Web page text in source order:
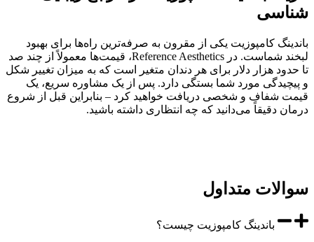
کامپوزیت یکی از مقرون به صرفه‌ترین راه‌ها برای بهبود
لبخند شماست. در Reference Aesthetics، قیمت‌ها معمولاً از چند صد
هزار دلار برای هر دندان متغیر است که به میزان تغییر شکل
مورد شما بستگی دارد. پس از یک مشاوره سریع، یک
شفاف و شخصی دریافت خواهید کرد – بنابراین قبل از شروع
دقیقاً می‌دانید که چه انتظاری داشته باشید.
متداول
باندینگ کامپوزیت چیست؟